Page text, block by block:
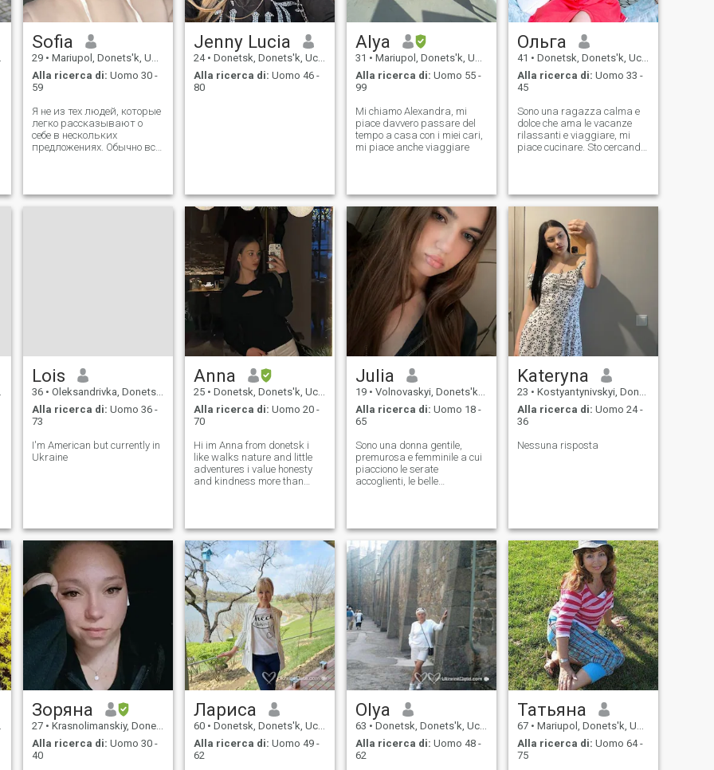
Sofia
29 • Mariupol, Donets'k, Ucraina
Alla ricerca di: Uomo 30 -
59
Я не из тех людей, которые
легко рассказывают о
себе в нескольких
предложениях. Обычно всё
который умеет
радоваться простым
Jenny Lucia
24 • Donetsk, Donets'k, Ucraina
Alla ricerca di: Uomo 46 -
80
Alya
31 • Mariupol, Donets'k, Ucraina
Alla ricerca di: Uomo 55 -
99
Mi chiamo Alexandra, mi
piace davvero passare del
tempo a casa con i miei cari,
mi piace anche viaggiare
Ольга
41 • Donetsk, Donets'k, Ucraina
Alla ricerca di: Uomo 33 -
45
Sono una ragazza calma e
dolce che ama le vacanze
rilassanti e viaggiare, mi
piace cucinare. Sto cercando
Lois
36 • Oleksandrivka, Donets'k, Ucraina
Alla ricerca di: Uomo 36 -
73
I'm American but currently in
Ukraine
Anna
25 • Donetsk, Donets'k, Ucraina
Alla ricerca di: Uomo 20 -
70
Hi im Anna from donetsk i
like walks nature and little
adventures i value honesty
and kindness more than
Julia
19 • Volnovaskyi, Donets'k, Ucraina
Alla ricerca di: Uomo 18 -
65
Sono una donna gentile,
premurosa e femminile a cui
piacciono le serate
accoglienti, le belle
la gentilezza, l'onestà e
l'atteggiamento positivo
rendano la vita più bella.
Kateryna
23 • Kostyantynivskyi, Donets'k, Ucraina
Alla ricerca di: Uomo 24 -
36
Nessuna risposta
Зоряна
27 • Krasnolimanskiy, Donets'k, Ucraina
Alla ricerca di: Uomo 30 -
40
Лариса
60 • Donetsk, Donets'k, Ucraina
Alla ricerca di: Uomo 49 -
62
Olya
63 • Donetsk, Donets'k, Ucraina
Alla ricerca di: Uomo 48 -
62
Татьяна
67 • Mariupol, Donets'k, Ucraina
Alla ricerca di: Uomo 64 -
75